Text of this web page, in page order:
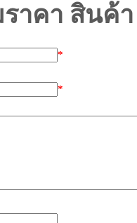
าคา สินค้า
*
*